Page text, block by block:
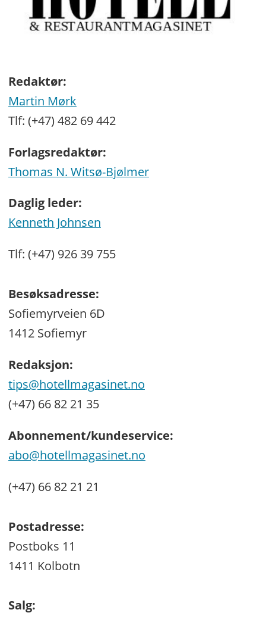
Redaktør:
Martin Mørk
Tlf: (+47) 482 69 442
Forlagsredaktør:
Thomas N. Witsø-Bjølmer
Daglig leder:
Kenneth Johnsen
Tlf: (+47) 926 39 755
Besøksadresse:
Sofiemyrveien 6D
1412 Sofiemyr
Redaksjon:
tips@hotellmagasinet.no
(+47) 66 82 21 35
Abonnement/kundeservice:
abo@hotellmagasinet.no
(+47) 66 82 21 21
Postadresse:
Postboks 11
1411 Kolbotn
Salg: